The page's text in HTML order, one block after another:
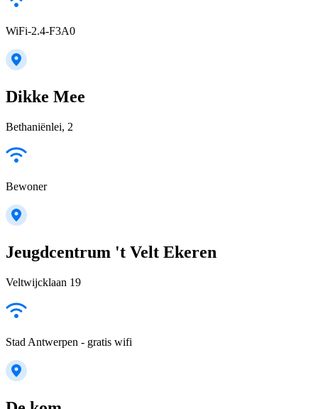
WiFi-2.4-F3A0
Dikke Mee
Bethaniënlei, 2
Bewoner
Jeugdcentrum 't Velt Ekeren
Veltwijcklaan 19
Stad Antwerpen - gratis wifi